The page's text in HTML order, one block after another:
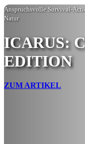
Anspruchsvolle Survival-
Natur
ICARUS:
EDITION
ZUM ARTIKEL